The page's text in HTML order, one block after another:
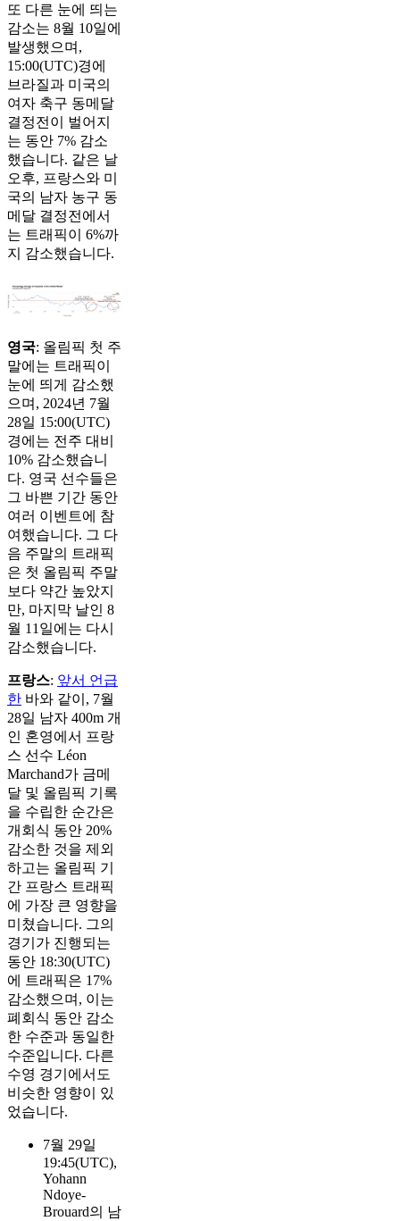
또 다른 눈에 띄는
감소는 8월 10일에
발생했으며,
15:00(UTC)경에
브라질과 미국의
여자 축구 동메달
결정전이 벌어지
는 동안 7% 감소
했습니다. 같은 날
오후, 프랑스와 미
국의 남자 농구 동
메달 결정전에서
는 트래픽이 6%까
지 감소했습니다.
영국: 올림픽 첫 주
말에는 트래픽이
눈에 띄게 감소했
으며, 2024년 7월
28일 15:00(UTC)
경에는 전주 대비
10% 감소했습니
다. 영국 선수들은
그 바쁜 기간 동안
여러 이벤트에 참
여했습니다. 그 다
음 주말의 트래픽
은 첫 올림픽 주말
보다 약간 높았지
만, 마지막 날인 8
월 11일에는 다시
감소했습니다.
프랑스: 앞서 언급
한 바와 같이, 7월
28일 남자 400m 개
인 혼영에서 프랑
스 선수 Léon
Marchand가 금메
달 및 올림픽 기록
을 수립한 순간은
개회식 동안 20%
감소한 것을 제외
하고는 올림픽 기
간 프랑스 트래픽
에 가장 큰 영향을
미쳤습니다. 그의
경기가 진행되는
동안 18:30(UTC)
에 트래픽은 17%
감소했으며, 이는
폐회식 동안 감소
한 수준과 동일한
수준입니다. 다른
수영 경기에서도
비슷한 영향이 있
었습니다.
7월 29일
19:45(UTC),
Yohann
Ndoye-
Brouard의 남